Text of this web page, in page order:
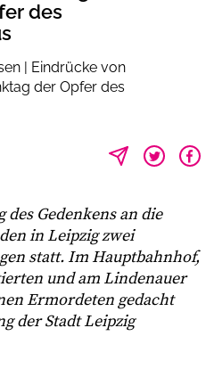
des
Gedenkens an die
in Leipzig zwei
statt. Im Hauptbahnhof,
und am Lindenauer
Ermordeten gedacht
der Stadt Leipzig